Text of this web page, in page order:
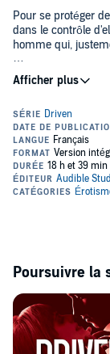
Pour se protéger
dans le contrôle
homme qui,
Colton Donavan,
obtenir tout ce qu'il
intrépide,
plus loin ses
À réserver aux
Poursuivre la